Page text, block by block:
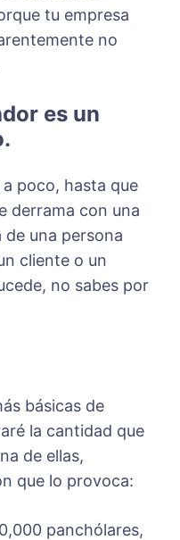
tu empresa
no
es un
poco, hasta que
derrama con una
de una persona
cliente o un
no sabes por
básicas de
la cantidad que
de ellas,
que lo provoca:
panchólares,